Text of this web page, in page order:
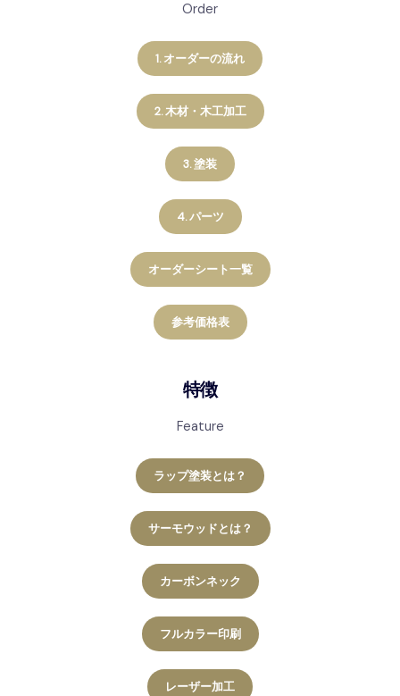
Order
1. オーダーの流れ
2. 木材・木工加工
3. 塗装
4. パーツ
オーダーシート一覧
参考価格表
特徴
Feature
ラップ塗装とは？
サーモウッドとは？
カーボンネック
フルカラー印刷
レーザー加工